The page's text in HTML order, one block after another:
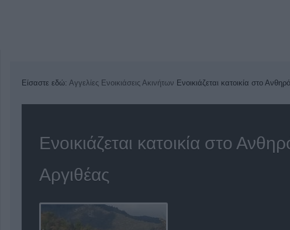
Είσαστε εδώ: Αγγελίες Ενοικιάσεις Ακινήτων Ενοικιάζεται κατοικία στο
Ενοικιάζεται κατοικία στο
Αργιθέας